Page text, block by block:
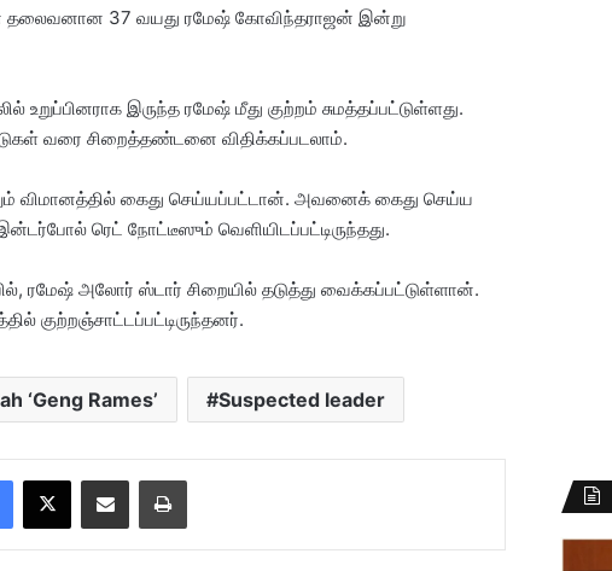
தலைவனான 37 வயது ரமேஷ் கோவிந்தராஜன் இன்று
உறுப்பினராக இருந்த ரமேஷ் மீது குற்றம் சுமத்தப்பட்டுள்ளது.
வரை சிறைத்தண்டனை விதிக்கப்படலாம்.
விமானத்தில் கைது செய்யப்பட்டான். அவனைக் கைது செய்ய
ரெட் நோட்டீஸும் வெளியிடப்பட்டிருந்தது.
ரமேஷ் அலோர் ஸ்டார் சிறையில் தடுத்து வைக்கப்பட்டுள்ளான்.
குற்றஞ்சாட்டப்பட்டிருந்தனர்.
‘Geng Rames’ Suspected leader